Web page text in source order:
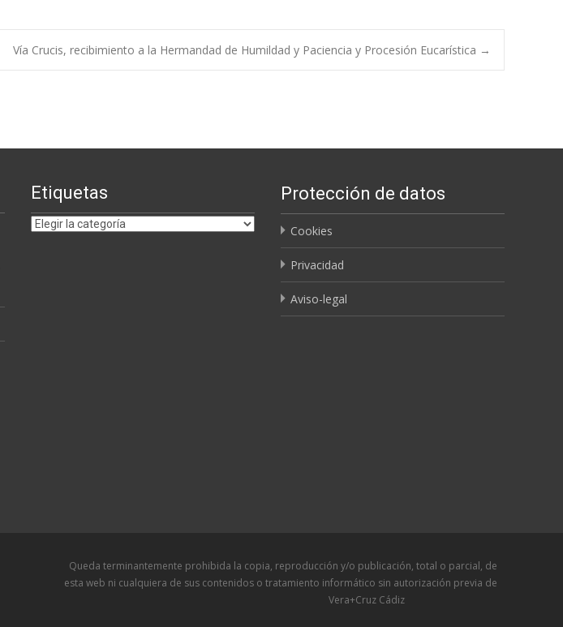
Vía Crucis, recibimiento a la Hermandad de Humildad y Paciencia y Procesión Eucarística →
Etiquetas
Etiquetas
Protección de datos
Cookies
Privacidad
Aviso-legal
Queda terminantemente prohibida la copia, reproducción y/o publicación, total o parcial, de
esta web ni cualquiera de sus contenidos o tratamiento informático sin autorización previa de
Vera+Cruz Cádiz